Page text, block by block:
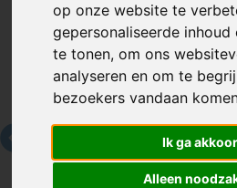
op onze website te
gepersonaliseerde
te tonen, om ons
analyseren en om te
bezoekers vandaan
Ik ga
Alleen